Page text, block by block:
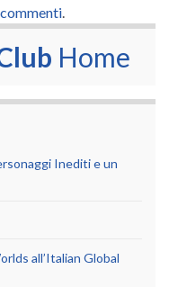
Home
Inediti e un
all’Italian Global